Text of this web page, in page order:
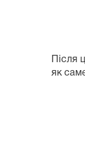
Після
як